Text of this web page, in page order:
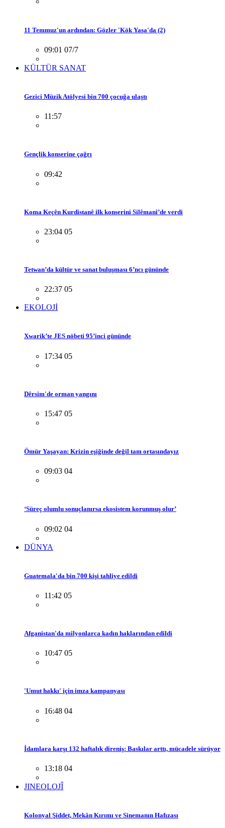
11 Temmuz'un ardından: Gözler 'Kök Yasa'da (2)
09:01 07/7
KÜLTÜR SANAT
Gezici Müzik Atölyesi bin 700 çocuğa ulaştı
11:57
Gençlik konserine çağrı
09:42
Koma Keçên Kurdistanê ilk konserini Silêmanî’de verdi
23:04 05
Tetwan’da kültür ve sanat buluşması 6’ncı gününde
22:37 05
EKOLOJİ
Xwarik’te JES nöbeti 95’inci gününde
17:34 05
Dêrsim'de orman yangını
15:47 05
Ömür Yaşayan: Krizin eşiğinde değil tam ortasındayız
09:03 04
‘Süreç olumlu sonuçlanırsa ekosistem korunmuş olur’
09:02 04
DÜNYA
Guatemala'da bin 700 kişi tahliye edildi
11:42 05
Afganistan'da milyonlarca kadın haklarından edildi
10:47 05
'Umut hakkı' için imza kampanyası
16:48 04
İdamlara karşı 132 haftalık direniş: Baskılar arttı, mücadele sürüyor
13:18 04
JINEOLOJÎ
Kolonyal Şiddet, Mekân Kırımı ve Sinemanın Hafızası